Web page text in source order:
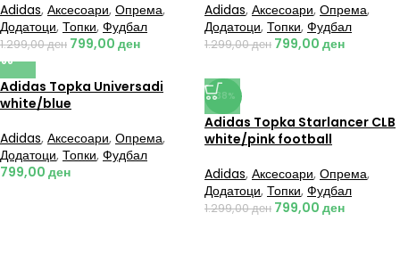
Adidas, Аксесоари, Опрема,
Додатоци, Топки, Фудбал
1.299,00ден 799,00 ден
Adidas, Аксесоари, Опрема,
Додатоци, Топки, Фудбал
1.299,00ден 799,00 ден
Adidas Topka Universadi
white/blue
Adidas, Аксесоари, Опрема,
Додатоци, Топки, Фудбал
799,00 ден
-38%
Adidas Topka Starlancer CLB
white/pink football
Adidas, Аксесоари, Опрема,
Додатоци, Топки, Фудбал
1.299,00ден 799,00 ден